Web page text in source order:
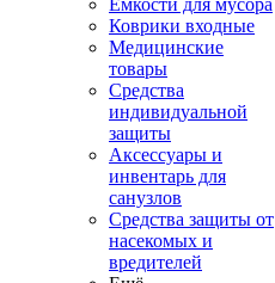
Емкости для мусора
Коврики входные
Медицинские
товары
Средства
индивидуальной
защиты
Аксессуары и
инвентарь для
санузлов
Средства защиты от
насекомых и
вредителей